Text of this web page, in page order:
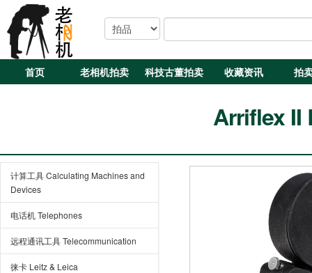
首页 老相机拍卖 科技古董拍卖 收藏资讯 拍
Arriflex II
计算工具 Calculating Machines and
Devices
电话机 Telephones
远程通讯工具 Telecommunication
徕卡 Leitz & Leica